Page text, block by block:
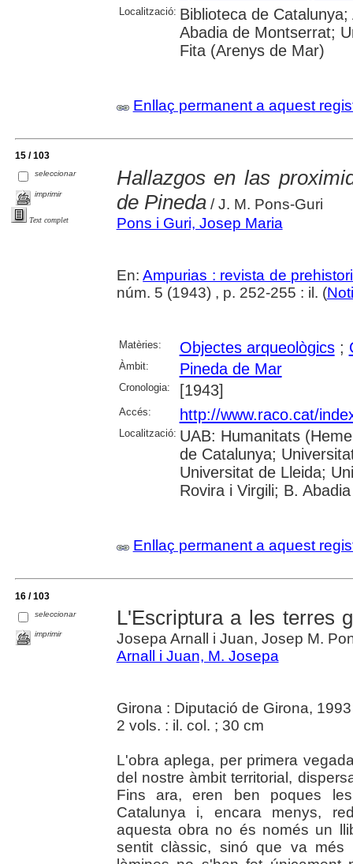
Localització: Biblioteca de
Abadia de Montserrat;
Fita (Arenys de Mar)
Enllaç permanent a aquest
15 / 103
seleccionar
imprimir
Text complet
Hallazgos en las
de Pineda/ J. M. Pons-Guri
Pons i Guri, Josep Maria
En:Ampurias : revista de
núm. 5 (1943) , p. 252-255 : il. (
Matèries: Objectes arqueològics;
Àmbit: Pineda de Mar
Cronologia: [1943]
Accés: http://www.raco.cat/
Localització: UAB: Humanitats
de Catalunya;
Universitat de Lleida;
Rovira i Virgili; B.
Enllaç permanent a aquest
16 / 103
seleccionar
imprimir
L'Escriptura a les terres
Josepa Arnall i Juan, Josep M.
Arnall i Juan, M. Josepa
Girona : Diputació de Girona, 1993
2 vols. : il. col. ; 30 cm
L'obra aplega, per primera
del nostre àmbit territorial,
Fins ara, eren ben poques
Catalunya i, encara menys,
aquesta obra no és només un
sentit clàssic, sinó que va